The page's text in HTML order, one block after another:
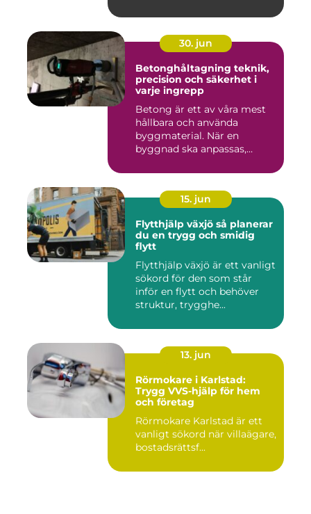
30. jun
Betonghåltagning teknik,
precision och säkerhet i
varje ingrepp
Betong är ett av våra mest
hållbara och använda
byggmaterial. När en
byggnad ska anpassas,
15. jun
Flytthjälp växjö så planerar
du en trygg och smidig
flytt
Flytthjälp växjö är ett vanligt
sökord för den som står
inför en flytt och behöver
struktur, trygghe...
13. jun
Rörmokare i Karlstad:
Trygg VVS-hjälp för hem
och företag
Rörmokare Karlstad är ett
vanligt sökord när villaägare,
bostadsrättsf...